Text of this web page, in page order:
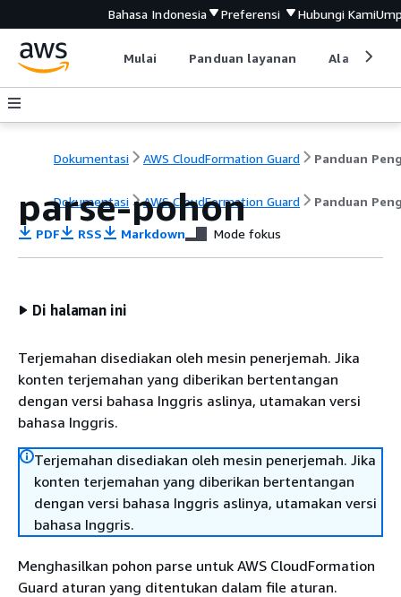
Bahasa Indonesia Preferensi Hubungi Kami
Mulai Panduan layanan Alat
Dokumentasi AWS CloudFormation Guard
Dokumentasi AWS CloudFormation Guard Panduan
parse-pohon
PDF RSS Markdown Mode fokus
Di halaman ini
Terjemahan disediakan oleh mesin penerjemah. Jika
konten terjemahan yang diberikan bertentangan
dengan versi bahasa Inggris aslinya, utamakan versi
bahasa Inggris.
Terjemahan disediakan oleh mesin penerjemah. Jika
konten terjemahan yang diberikan bertentangan
dengan versi bahasa Inggris aslinya, utamakan versi
bahasa Inggris.
Menghasilkan pohon parse untuk AWS CloudFormation
Guard aturan yang ditentukan dalam file aturan.